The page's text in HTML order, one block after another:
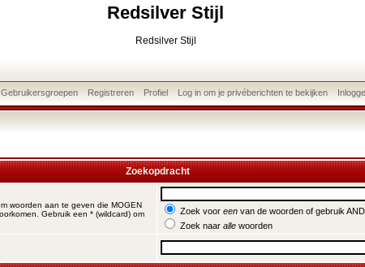
Redsilver Stijl
Redsilver Stijl
Gebruikersgroepen Registreren Profiel Log in om je privéberichten te bekijken
Zoekopdracht
woorden aan te geven die MOGEN
Gebruik een * (wildcard) om
Zoek voor een van de woorden of gebruik
Zoek naar alle woorden